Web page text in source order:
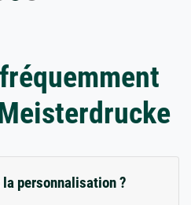
personnalisation ?